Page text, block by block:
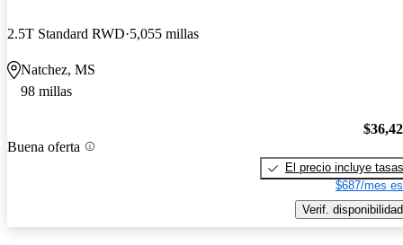
2.5T Standard RWD 5,055 millas
Natchez, MS
98 millas
Buena oferta
El precio incluye tasas
$687/mes
Verif. disponibilidad